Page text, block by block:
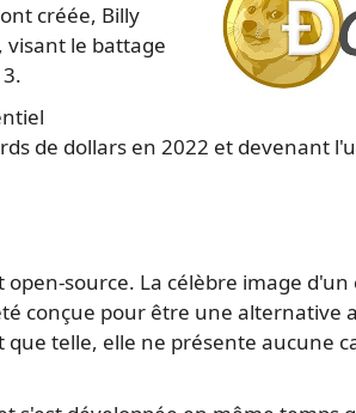
créée, Billy
visant le battage
de dollars en 2022 et devenant
source. La célèbre image
conçue pour être une alternative
telle, elle ne présente aucune